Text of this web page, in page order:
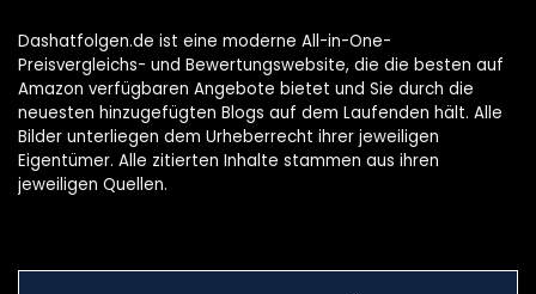
Dashatfolgen.de ist eine moderne All-in-One-
Preisvergleichs- und Bewertungswebsite, die die besten auf
Amazon verfügbaren Angebote bietet und Sie durch die
neuesten hinzugefügten Blogs auf dem Laufenden hält. Alle
Bilder unterliegen dem Urheberrecht ihrer jeweiligen
Eigentümer. Alle zitierten Inhalte stammen aus ihren
jeweiligen Quellen.